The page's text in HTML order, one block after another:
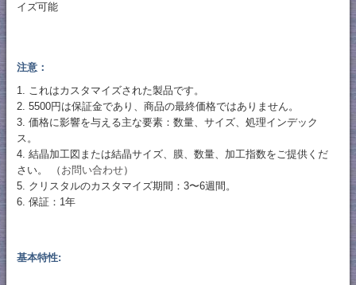
イズ可能
注意：
1. これはカスタマイズされた製品です。
2. 5500円は保証金であり、商品の最終価格ではありません。
3. 価格に影響を与える主な要素：数量、サイズ、処理インデック
ス。
4. 結晶加工図または結晶サイズ、膜、数量、加工指数をご提供くだ
さい。 （ お問い合わせ）
5. クリスタルのカスタマイズ期間：3〜6週間。
6. 保証：1年
基本特性: